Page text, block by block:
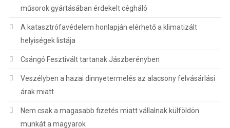
műsorok gyártásában érdekelt cégháló
A katasztrófavédelem honlapján elérhető a klimatizált
helyiségek listája
Csángó Fesztivált tartanak Jászberényben
Veszélyben a hazai dinnyetermelés az alacsony felvásárlási
árak miatt
Nem csak a magasabb fizetés miatt vállalnak külföldön
munkát a magyarok